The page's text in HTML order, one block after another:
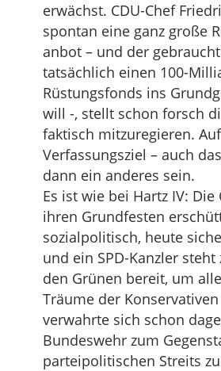
erwächst. CDU-Chef
spontan eine ganz große
anbot – und der
tatsächlich einen 100-
Rüstungsfonds ins
will -, stellt schon forsch
faktisch mitzuregieren.
Verfassungsziel – auch
dann ein anderes sein.
Es ist wie bei Hartz IV:
ihren Grundfesten
sozialpolitisch, heute
und ein SPD-Kanzler
den Grünen bereit, um
Träume der
verwahrte sich schon
Bundeswehr zum
parteipolitischen Streits